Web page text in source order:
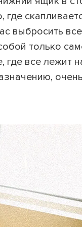
где
выбросить
только
все лежит
очень
ВЕРНУТЬСЯ